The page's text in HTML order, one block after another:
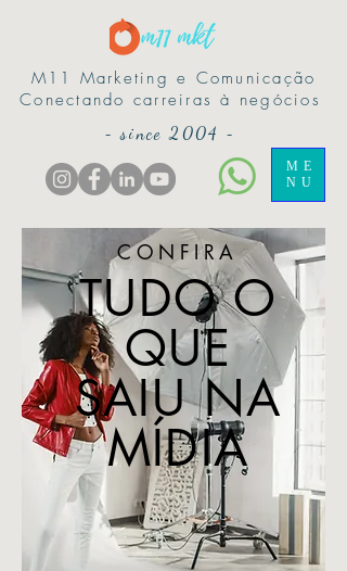
M11 Marketing e Comunicação
Conectando carreiras à negócios
ME
NU
-since 2004 -
CONFIRA
TUDO O
QUE
SAIU NA
MÍDIA